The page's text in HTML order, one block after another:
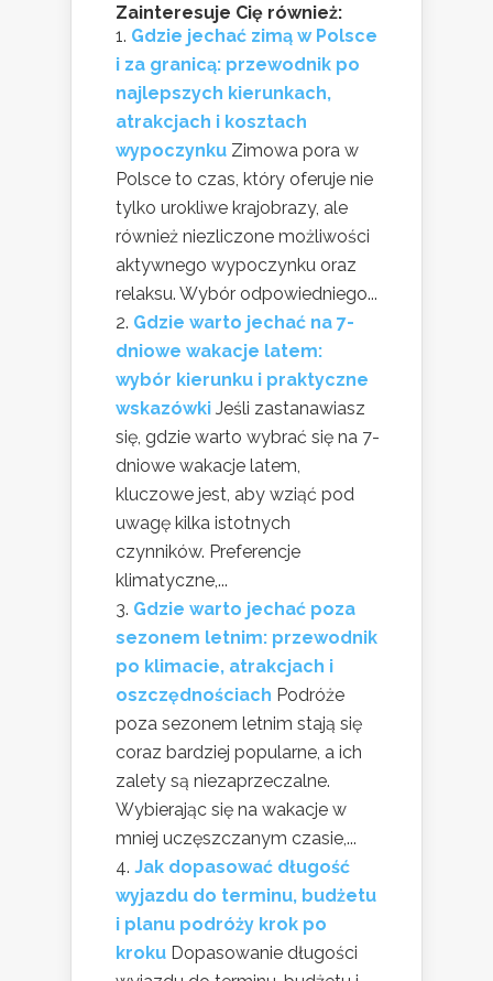
Zainteresuje Cię również:
Gdzie jechać zimą w Polsce
i za granicą: przewodnik po
najlepszych kierunkach,
atrakcjach i kosztach
wypoczynku Zimowa pora w
Polsce to czas, który oferuje nie
tylko urokliwe krajobrazy, ale
również niezliczone możliwości
aktywnego wypoczynku oraz
relaksu. Wybór odpowiedniego...
Gdzie warto jechać na 7-
dniowe wakacje latem:
wybór kierunku i praktyczne
wskazówki Jeśli zastanawiasz
się, gdzie warto wybrać się na 7-
dniowe wakacje latem,
kluczowe jest, aby wziąć pod
uwagę kilka istotnych
czynników. Preferencje
klimatyczne,...
Gdzie warto jechać poza
sezonem letnim: przewodnik
po klimacie, atrakcjach i
oszczędnościach Podróże
poza sezonem letnim stają się
coraz bardziej popularne, a ich
zalety są niezaprzeczalne.
Wybierając się na wakacje w
mniej uczęszczanym czasie,...
Jak dopasować długość
wyjazdu do terminu, budżetu
i planu podróży krok po
kroku Dopasowanie długości